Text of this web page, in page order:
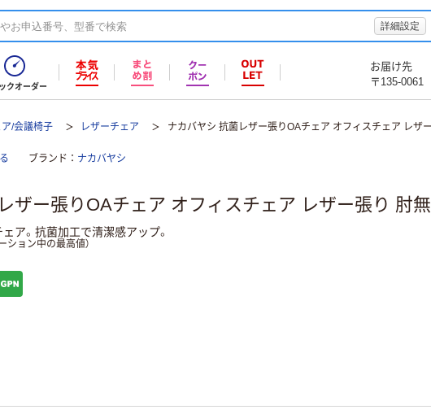
詳細設定
クオーダー
お届け先
〒135-0061
/会議椅子 レザーチェア ナカバヤシ 抗菌レザー張りOAチェア オフィスチェア レザ
ブランド ナカバヤシ
ザー張りOAチェア オフィスチェア レザー張り 肘
ア。抗菌加工で清潔感アップ。
ション中の最高値）